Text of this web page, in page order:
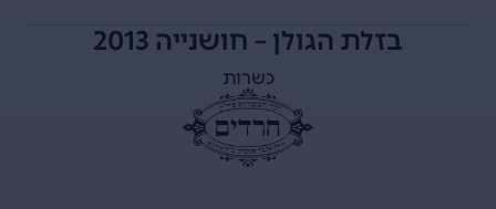
בזלת הגולן – חושנייה 2013
כשרות